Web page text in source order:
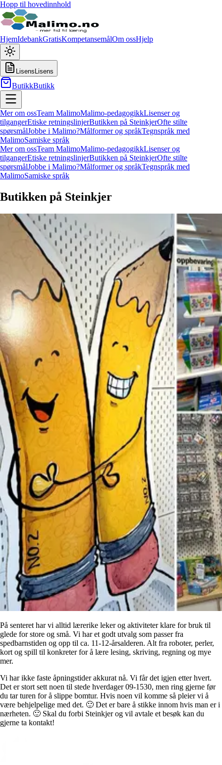
Hopp til hovedinnhold
HjemIdebankGratisKompetansemålOm ossHjelp
Lisens Lisens
ButikkButikk
Mer om ossTeam MalimoMalimo-pedagogikkLisenser og
tilgangerEtiske retningslinjerButikken på SteinkjerOfte stilte
spørsmålJobbe i Malimo?Målformer og språkTegnspråk med
MalimoSamiske språk
Mer om ossTeam MalimoMalimo-pedagogikkLisenser og
tilgangerEtiske retningslinjerButikken på SteinkjerOfte stilte
spørsmålJobbe i Malimo?Målformer og språkTegnspråk med
MalimoSamiske språk
Butikken på Steinkjer
På senteret har vi alltid lærerike leker og aktiviteter klare for bruk til
glede for store og små. Vi har et godt utvalg som passer fra
spedbarnstiden og opp til ca. 11-12-årsalderen. Alt fra roboter, perler,
kort og spill til konkreter for å lære lesing, skriving, regning og mye
mer.
Vi har ikke faste åpningstider akkurat nå. Vi får det igjen etter hvert.
Det er stort sett noen til stede hverdager 09-1530, men ring gjerne før
du tar turen for å slippe bomtur. Hvis noen vil komme så pleier vi å
være behjelpelige med det. 🙂 Det er bare å stikke innom hvis man er i
nærheten. 🙂 Skal du forbi Steinkjer og vil avtale et besøk kan du
gjerne ta kontakt!